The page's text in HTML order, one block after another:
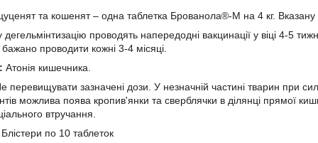
та кошенят – одна таблетка Брованола®-М на 4 кг. Вказану
проводять напередодні вакцинації у віці 4-5
проводити кожні 3-4 місяці.
Атонія кишечника.
перевищувати зазначені дози. У незначній частині тварин при
можлива поява кропив'янки та сверблячки в ділянці прямої
втручання.
Блістери по 10 таблеток